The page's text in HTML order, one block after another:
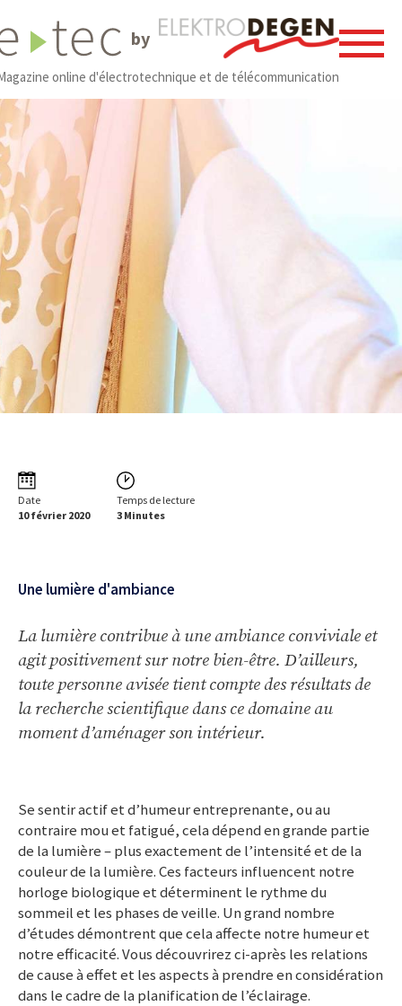
by
online d'électrotechnique et de télécommunication
Date
10 février 2020
Temps de lecture
3 Minutes
Une lumière d'ambiance
La lumière contribue à une ambiance conviviale et
agit positivement sur notre bien-être. D’ailleurs,
toute personne avisée tient compte des résultats de
la recherche scientifique dans ce domaine au
moment d’aménager son intérieur.
Se sentir actif et d’humeur entreprenante, ou au
contraire mou et fatigué, cela dépend en grande partie
de la lumière – plus exactement de l’intensité et de la
couleur de la lumière. Ces facteurs influencent notre
horloge biologique et déterminent le rythme du
sommeil et les phases de veille. Un grand nombre
d’études démontrent que cela affecte notre humeur et
notre efficacité. Vous découvrirez ci-après les relations
de cause à effet et les aspects à prendre en considération
dans le cadre de la planification de l’éclairage.